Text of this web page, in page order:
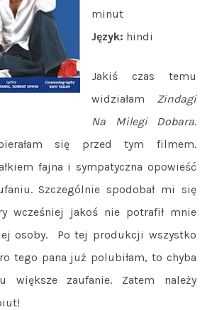
minut
Język: hindi
Jakiś czas temu
widziałam Zindagi
Na Milegi Dobara.
się przed tym filmem.
fajna i sympatyczna opowieść
Szczególnie spodobał mi się
wcześniej jakoś nie potrafił mnie
osoby. Po tej produkcji wszystko
tego pana już polubiłam, to chyba
większe zaufanie. Zatem należy